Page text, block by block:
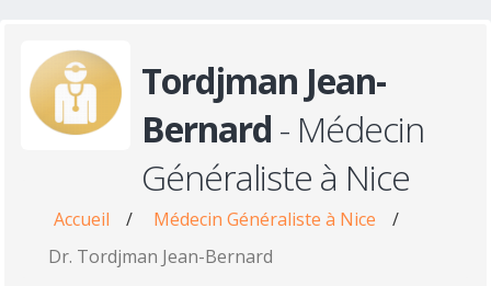
Tordjman Jean-
Bernard - Médecin
Généraliste à Nice
Accueil / Médecin Généraliste à Nice
/
Dr. Tordjman Jean-Bernard